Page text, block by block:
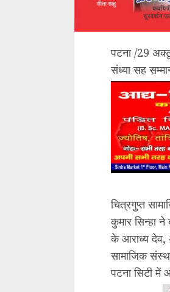
पटना /29
संध्या सह
चित्रगुप्त
कुमार सिन्हा
के आराध्य देव,
सामाजिक
पटना सिटी में